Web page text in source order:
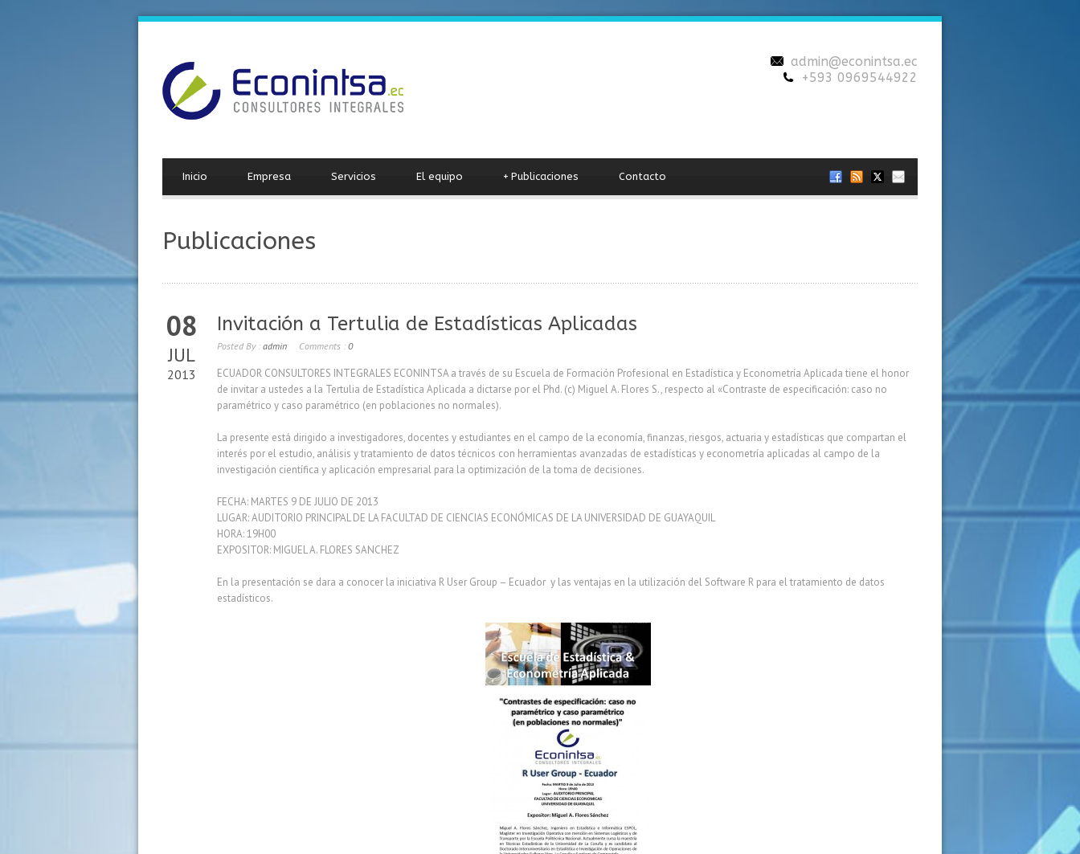
admin@econintsa.ec
+593 0969544922
Inicio Empresa Servicios El equipo Publicaciones
+ Contacto
Publicaciones
08
JUL
2013
Invitación a Tertulia de Estadísticas Aplicadas
Posted By : admin Comments : 0
ECUADOR CONSULTORES INTEGRALES ECONINTSA a través de su Escuela de Formación Profesional en Estadística y Econometría Aplicada tiene el honor
de invitar a ustedes a la Tertulia de Estadística Aplicada a dictarse por el Phd. (c) Miguel A. Flores S., respecto al «Contraste de especificación: caso no
paramétrico y caso paramétrico (en poblaciones no normales).
La presente está dirigido a investigadores, docentes y estudiantes en el campo de la economía, finanzas, riesgos, actuaria y estadísticas que compartan el
interés por el estudio, análisis y tratamiento de datos técnicos con herramientas avanzadas de estadísticas y econometría aplicadas al campo de la
investigación científica y aplicación empresarial para la optimización de la toma de decisiones.
FECHA: MARTES 9 DE JULIO DE 2013
LUGAR: AUDITORIO PRINCIPAL DE LA FACULTAD DE CIENCIAS ECONÓMICAS DE LA UNIVERSIDAD DE GUAYAQUIL
HORA: 19H00
EXPOSITOR: MIGUEL A. FLORES SANCHEZ
En la presentación se dara a conocer la iniciativa R User Group – Ecuador y las ventajas en la utilización del Software R para el tratamiento de datos
estadísticos.